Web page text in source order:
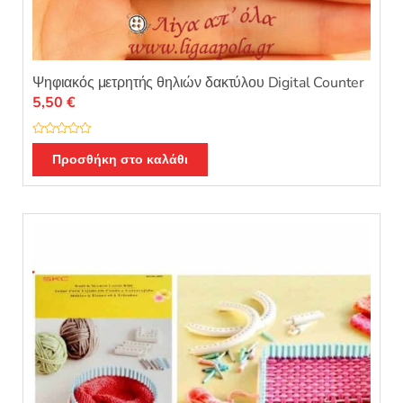
Ψηφιακός μετρητής θηλιών δακτύλου Digital Counter
Β
μ
ο
ε
α
ό
5
5,50 €
Προσθήκη στο καλάθι